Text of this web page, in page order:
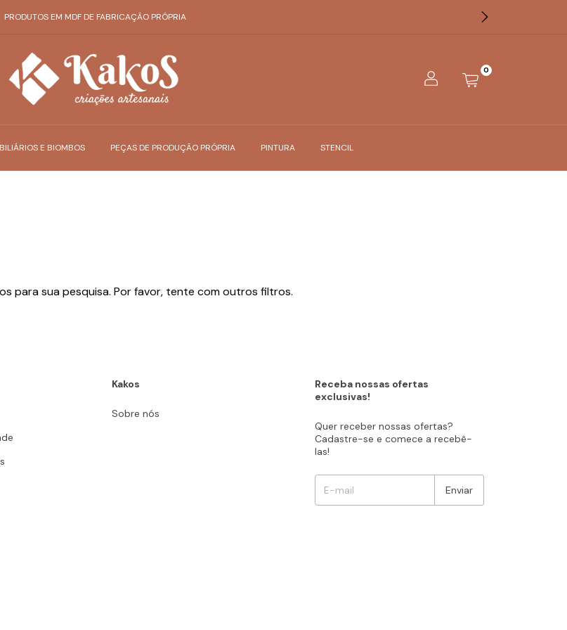
PRODUTOS EM MDF DE FABRICAÇÃO PRÓPRIA
0
E BIOMBOS PEÇAS DE PRODUÇÃO PRÓPRIA PINTURA STENCIL
para sua pesquisa. Por favor, tente com outros filtros.
Kakos
Sobre nós
Receba nossas ofertas
exclusivas!
Quer receber nossas ofertas?
Cadastre-se e comece a recebê-
las!